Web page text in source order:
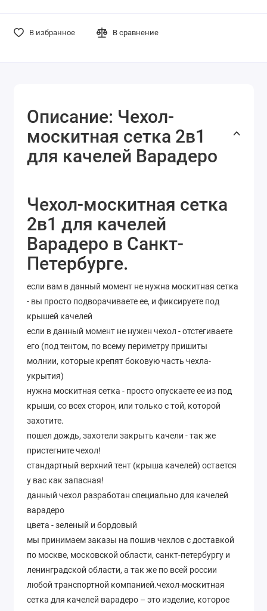
В избранное В сравнение
Описание: Чехол-
москитная сетка 2в1
для качелей Варадеро
Чехол-москитная сетка
2в1 для качелей
Варадеро в Санкт-
Петербурге.
если вам в данный момент не нужна москитная сетка
- вы просто подворачиваете ее, и фиксируете под
крышей качелей
если в данный момент не нужен чехол - отстегиваете
его (под тентом, по всему периметру пришиты
молнии, которые крепят боковую часть чехла-
укрытия)
нужна москитная сетка - просто опускаете ее из под
крыши, со всех сторон, или только с той, которой
захотите.
пошел дождь, захотели закрыть качели - так же
пристегните чехол!
стандартный верхний тент (крыша качелей) остается
у вас как запасная!
данный чехол разработан специально для качелей
варадеро
цвета - зеленый и бордовый
мы принимаем заказы на пошив чехлов с доставкой
по москве, московской области, санкт-петербургу и
ленинградской области, а так же по всей россии
любой транспортной компанией.чехол-москитная
сетка для качелей варадеро – это изделие, которое